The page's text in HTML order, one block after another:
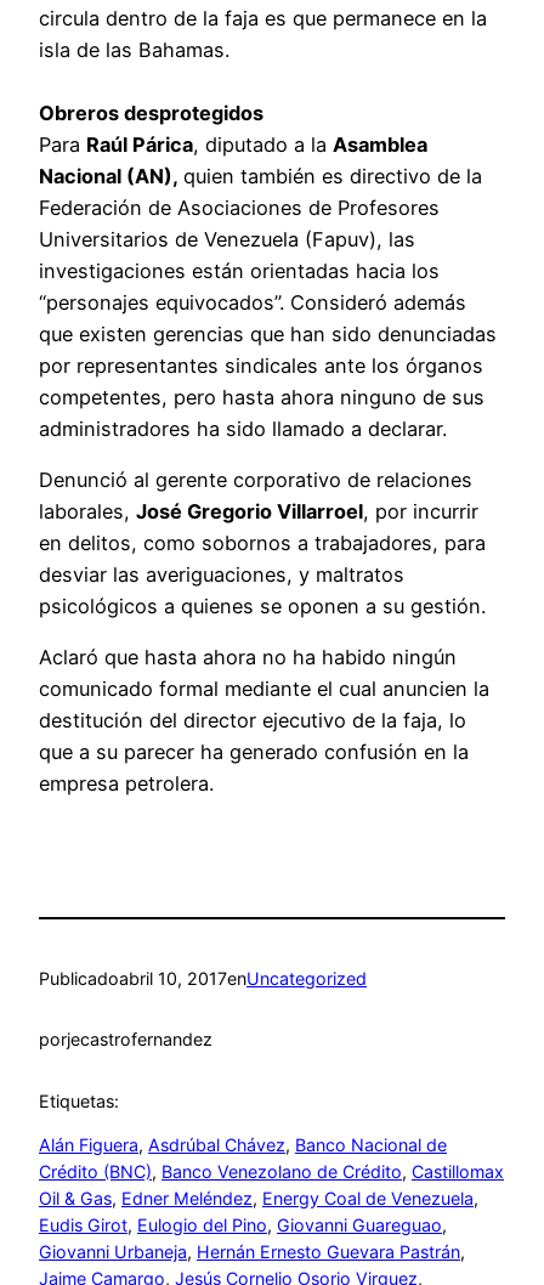
circula dentro de la faja es que permanece en la
isla de las Bahamas.
Obreros desprotegidos
Para Raúl Párica, diputado a la Asamblea
Nacional (AN), quien también es directivo de la
Federación de Asociaciones de Profesores
Universitarios de Venezuela (Fapuv), las
investigaciones están orientadas hacia los
“personajes equivocados”. Consideró además
que existen gerencias que han sido denunciadas
por representantes sindicales ante los órganos
competentes, pero hasta ahora ninguno de sus
administradores ha sido llamado a declarar.
Denunció al gerente corporativo de relaciones
laborales, José Gregorio Villarroel, por incurrir
en delitos, como sobornos a trabajadores, para
desviar las averiguaciones, y maltratos
psicológicos a quienes se oponen a su gestión.
Aclaró que hasta ahora no ha habido ningún
comunicado formal mediante el cual anuncien la
destitución del director ejecutivo de la faja, lo
que a su parecer ha generado confusión en la
empresa petrolera.
Publicadoabril 10, 2017enUncategorized
porjecastrofernandez
Etiquetas:
Alán Figuera, Asdrúbal Chávez, Banco Nacional de
Crédito (BNC), Banco Venezolano de Crédito, Castillomax
Oil & Gas, Edner Meléndez, Energy Coal de Venezuela
Eudis Girot, Eulogio del Pino, Giovanni Guareguao
Giovanni Urbaneja, Hernán Ernesto Guevara Pastrán
Jaime Camargo, Jesús Cornelio Osorio Virguez